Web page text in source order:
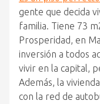
gente que decida
familia. Tiene 73
Prosperidad, en
inversión a todos
vivir en la capital,
Además, la
con la red de